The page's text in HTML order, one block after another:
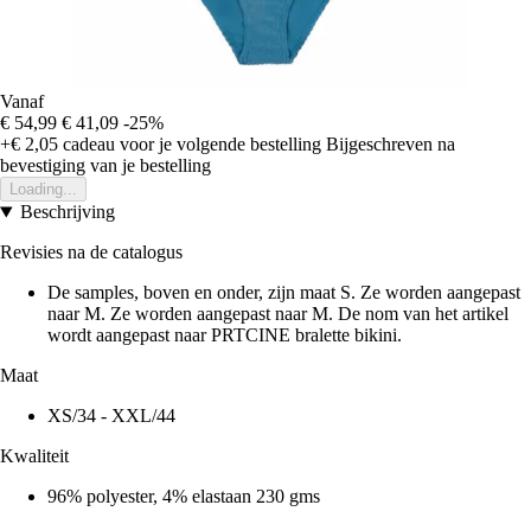
Vanaf
€ 54,99 € 41,09 -25%
+€ 2,05 cadeau voor je volgende bestelling Bijgeschreven na
bevestiging van je bestelling
Loading...
Beschrijving
Revisies na de catalogus
De samples, boven en onder, zijn maat S. Ze worden aangepast
naar M. Ze worden aangepast naar M. De nom van het artikel
wordt aangepast naar PRTCINE bralette bikini.
Maat
XS/34 - XXL/44
Kwaliteit
96% polyester, 4% elastaan 230 gms